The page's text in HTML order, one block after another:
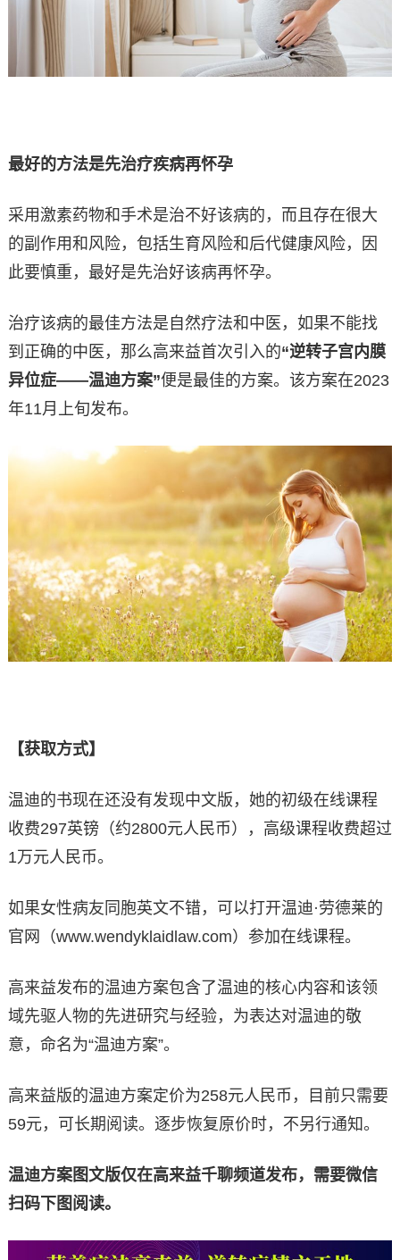
最好的方法是先治疗疾病再怀孕
采用激素药物和手术是治不好该病的，而且存在很大
的副作用和风险，包括生育风险和后代健康风险，因
此要慎重，最好是先治好该病再怀孕。
治疗该病的最佳方法是自然疗法和中医，如果不能找
到正确的中医，那么高来益首次引入的“逆转子宫内膜
异位症——温迪方案”便是最佳的方案。该方案在2023
年11月上旬发布。
【获取方式】
温迪的书现在还没有发现中文版，她的初级在线课程
收费297英镑（约2800元人民币），高级课程收费超过
1万元人民币。
如果女性病友同胞英文不错，可以打开温迪·劳德莱的
官网（www.wendyklaidlaw.com）参加在线课程。
高来益发布的温迪方案包含了温迪的核心内容和该领
域先驱人物的先进研究与经验，为表达对温迪的敬
意，命名为“温迪方案”。
高来益版的温迪方案定价为258元人民币，目前只需要
59元，可长期阅读。逐步恢复原价时，不另行通知。
温迪方案图文版仅在高来益千聊频道发布，需要微信
扫码下图阅读。